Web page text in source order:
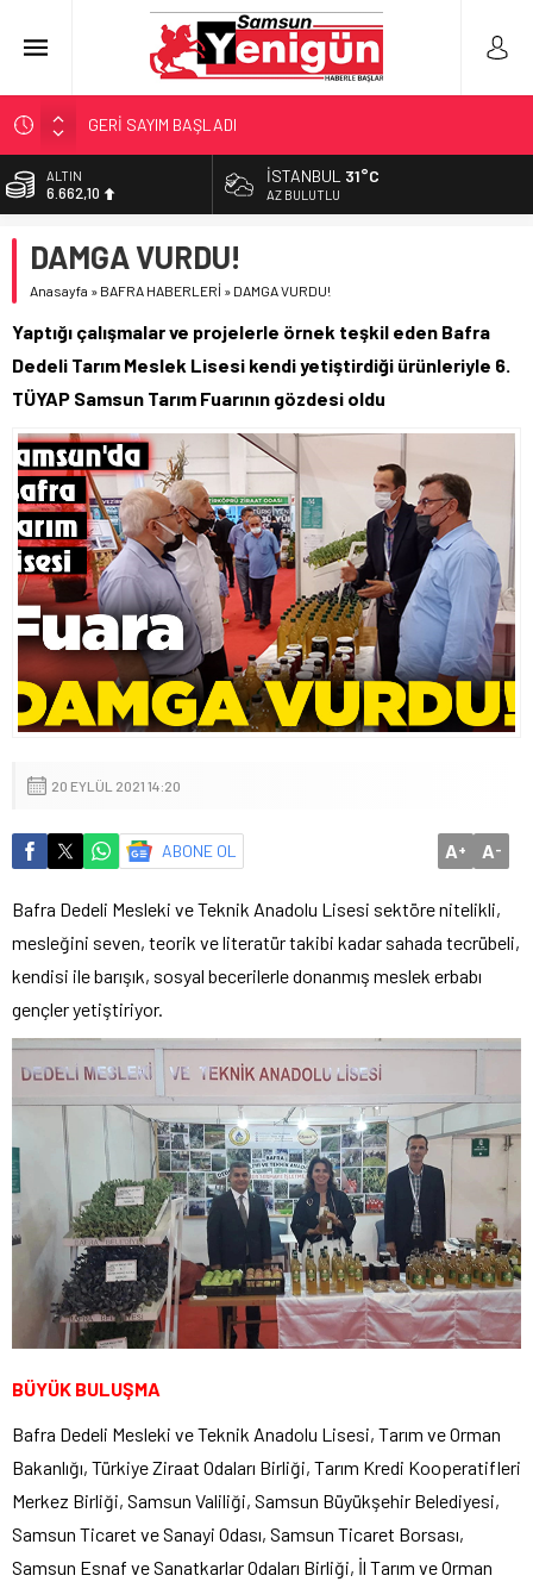
GERİ SAYIM BAŞLADI
SAMSUNSPOR’DA HEDEF 5’İNCİLİK!
‘BAFRA’YA YATIRIM YAPIN!’
YÖNETİCİ SEÇERKEN YAPILAN EN BÜYÜK HATALAR
BİST
13.779,39
47,6954
EURO
6.662,10
İSTANBUL 31°C
AZ BULUTLU
DAMGA VURDU!
Anasayfa » BAFRA HABERLERİ » DAMGA VURDU!
Yaptığı çalışmalar ve projelerle örnek teşkil eden Bafra
Dedeli Tarım Meslek Lisesi kendi yetiştirdiği ürünleriyle 6.
TÜYAP Samsun Tarım Fuarının gözdesi oldu
20 EYLÜL 2021 14:20
ABONE OL A+ A-
Bafra Dedeli Mesleki ve Teknik Anadolu Lisesi sektöre nitelikli,
mesleğini seven, teorik ve literatür takibi kadar sahada tecrübeli,
kendisi ile barışık, sosyal becerilerle donanmış meslek erbabı
gençler yetiştiriyor.
BÜYÜK BULUŞMA
Bafra Dedeli Mesleki ve Teknik Anadolu Lisesi, Tarım ve Orman
Bakanlığı, Türkiye Ziraat Odaları Birliği, Tarım Kredi Kooperatifleri
Merkez Birliği, Samsun Valiliği, Samsun Büyükşehir Belediyesi,
Samsun Ticaret ve Sanayi Odası, Samsun Ticaret Borsası,
Samsun Esnaf ve Sanatkarlar Odaları Birliği, İl Tarım ve Orman